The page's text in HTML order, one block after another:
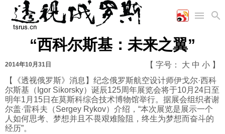
国际
时政
海军
陆军
军事合作
商业
工业
能源
农业
教育
美食
娱乐
高清图片
漫画
视频
图表
“西科尔斯基：未来之翼”
2014年10月31日 【 字号： 大 中 小 】
【《透视俄罗斯》消息】纪念俄罗斯航空设计师伊戈尔·西科
尔斯基（Igor Sikorsky）诞辰125周年展览会将于10月24日至
明年1月15日在莫斯科综合技术博物馆举行。据展会组织者谢
尔盖·雷科夫（Sergey Rykov）介绍，“本次展览是展示一个
人如何思考、梦想并且不畏艰难险阻，终生为梦想而奋斗的
经历”。